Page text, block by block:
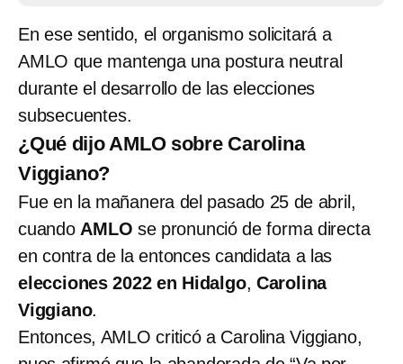
En ese sentido, el organismo solicitará a
AMLO que mantenga una postura neutral
durante el desarrollo de las elecciones
subsecuentes.
¿Qué dijo AMLO sobre Carolina
Viggiano?
Fue en la mañanera del pasado 25 de abril,
cuando AMLO se pronunció de forma directa
en contra de la entonces candidata a las
elecciones 2022 en Hidalgo, Carolina
Viggiano.
Entonces, AMLO criticó a Carolina Viggiano,